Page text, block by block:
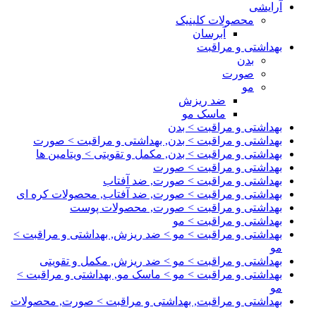
آرایشی
محصولات کلینیک
آبرسان
بهداشتی و مراقبت
بدن
صورت
مو
ضد ریزش
ماسک مو
بهداشتی و مراقبت > بدن
بهداشتی و مراقبت > بدن, بهداشتی و مراقبت > صورت
بهداشتی و مراقبت > بدن, مکمل و تقویتی > ویتامین ها
بهداشتی و مراقبت > صورت
بهداشتی و مراقبت > صورت, ضد آفتاب
بهداشتی و مراقبت > صورت, ضد آفتاب, محصولات کره ای
بهداشتی و مراقبت > صورت, محصولات پوست
بهداشتی و مراقبت > مو
بهداشتی و مراقبت > مو > ضد ریزش, بهداشتی و مراقبت >
مو
بهداشتی و مراقبت > مو > ضد ریزش, مکمل و تقویتی
بهداشتی و مراقبت > مو > ماسک مو, بهداشتی و مراقبت >
مو
بهداشتی و مراقبت, بهداشتی و مراقبت > صورت, محصولات